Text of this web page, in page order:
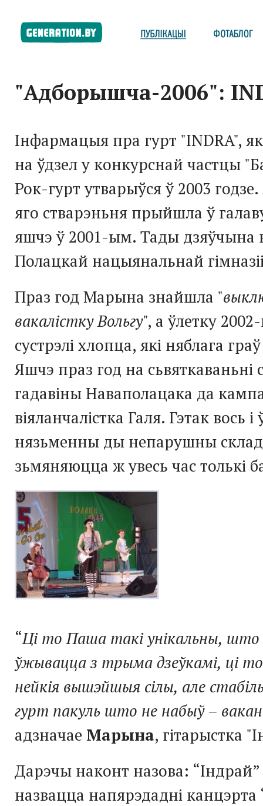
"Адборышча-2006":
Інфармацыя пра гурт "INDRA",
на ўдзел у конкурснай частцы
Рок-гурт утварыўся ў 2003
яго стварэньня прыйшла ў
яшчэ ў 2001-ым. Тады дзяўчына
Полацкай нацыянальнай
Праз год Марына знайшла "
вакалістку Вольгу", а ўлетку
сустрэлі хлопца, які няблага
Яшчэ праз год на сьвяткаваньні
гадавіны Наваполацака да
віяланчалістка Галя. Гэтак вось
нязьменны ды непарушны склад
зьмяняюцца ж увесь час толькі
“Ці то Паша такі унікальны,
ўжывацца з трыма дзеўкамі, ці
нейкія вышэйшыя сілы, але
гурт пакуль што не набыў –
адзначае Марына, гітарыстка
Дарэчы наконт назова:
назвацца напярэдадні